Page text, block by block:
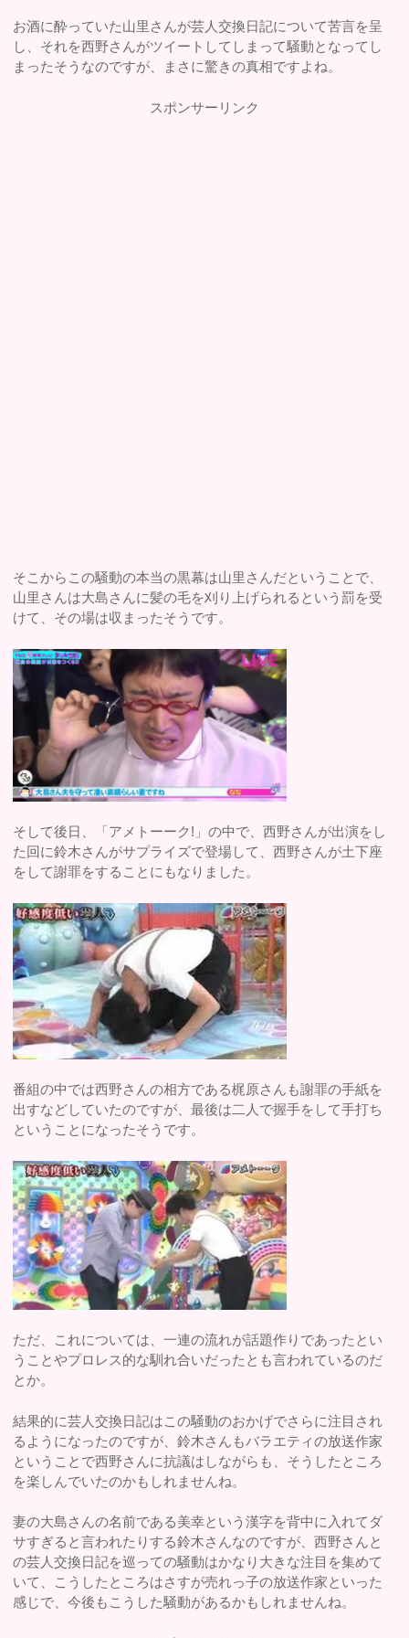
お酒に酔っていた山里さんが芸人交換日記について苦言を呈
し、それを西野さんがツイートしてしまって騒動となってし
まったそうなのですが、まさに驚きの真相ですよね。
スポンサーリンク
そこからこの騒動の本当の黒幕は山里さんだということで、
山里さんは大島さんに髪の毛を刈り上げられるという罰を受
けて、その場は収まったそうです。
そして後日、「アメトーーク!」の中で、西野さんが出演をし
た回に鈴木さんがサプライズで登場して、西野さんが土下座
をして謝罪をすることにもなりました。
番組の中では西野さんの相方である梶原さんも謝罪の手紙を
出すなどしていたのですが、最後は二人で握手をして手打ち
ということになったそうです。
ただ、これについては、一連の流れが話題作りであったとい
うことやプロレス的な馴れ合いだったとも言われているのだ
とか。
結果的に芸人交換日記はこの騒動のおかげでさらに注目され
るようになったのですが、鈴木さんもバラエティの放送作家
ということで西野さんに抗議はしながらも、そうしたところ
を楽しんでいたのかもしれませんね。
妻の大島さんの名前である美幸という漢字を背中に入れてダ
サすぎると言われたりする鈴木さんなのですが、西野さんと
の芸人交換日記を巡っての騒動はかなり大きな注目を集めて
いて、こうしたところはさすが売れっ子の放送作家といった
感じで、今後もこうした騒動があるかもしれませんね。